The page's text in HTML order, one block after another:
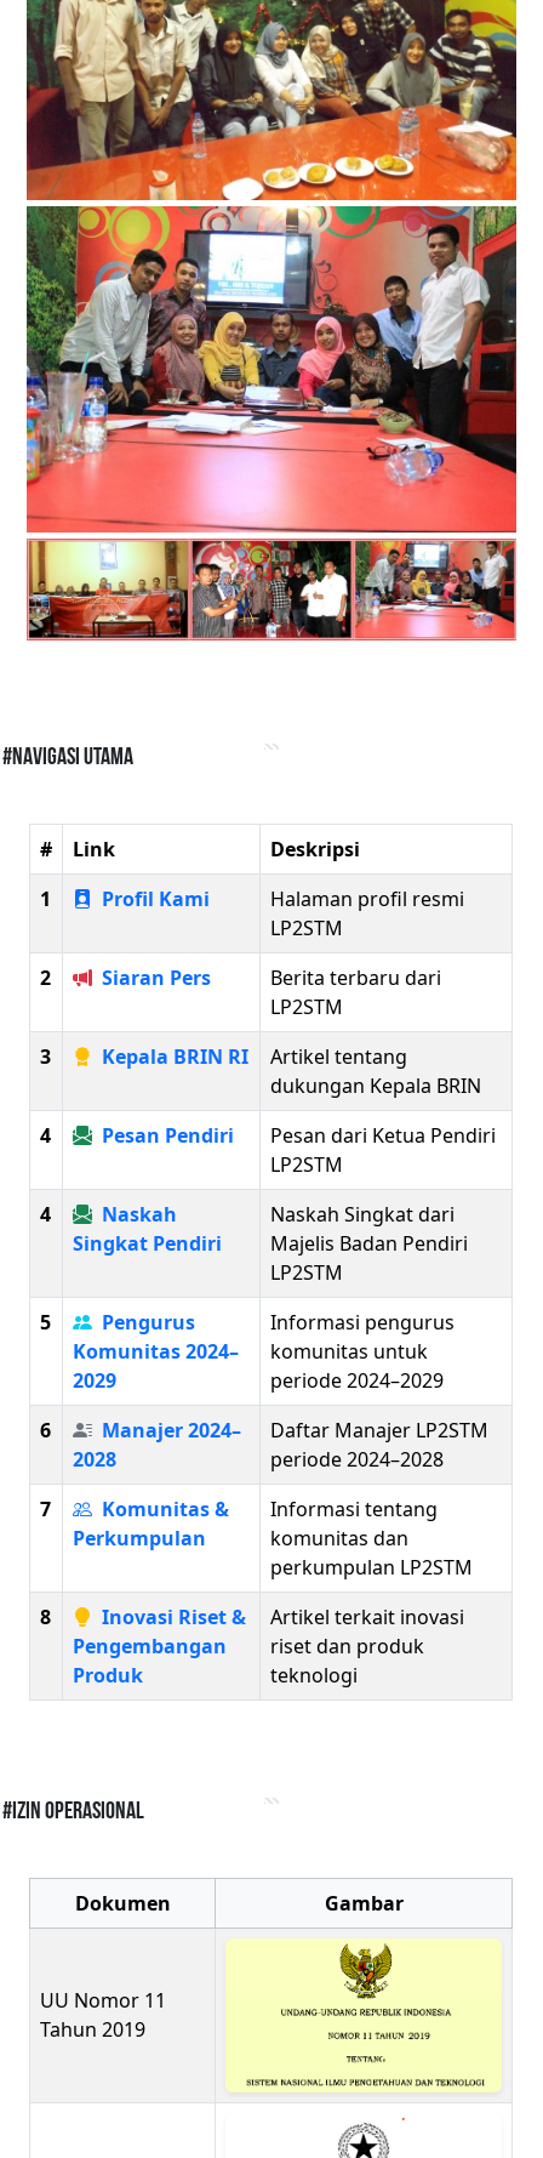
#Navigasi Utama
# Link
Deskripsi
1
Profil Kami
Halaman profil resmi
LP2STM
2
Siaran Pers
Berita terbaru dari
LP2STM
3
Kepala BRIN RI
Artikel tentang
dukungan Kepala BRIN
4
Pesan Pendiri
Pesan dari Ketua Pendiri
LP2STM
4
Naskah
Singkat Pendiri
Naskah Singkat dari
Majelis Badan Pendiri
LP2STM
5
Pengurus
Komunitas 2024–
2029
Informasi pengurus
komunitas untuk
periode 2024–2029
6
Manajer 2024–
2028
Daftar Manajer LP2STM
periode 2024–2028
7
Komunitas &
Perkumpulan
Informasi tentang
komunitas dan
perkumpulan LP2STM
8
Inovasi Riset &
Pengembangan
Produk
Artikel terkait inovasi
riset dan produk
teknologi
#Izin Operasional
Dokumen Gambar
UU Nomor 11
Tahun 2019